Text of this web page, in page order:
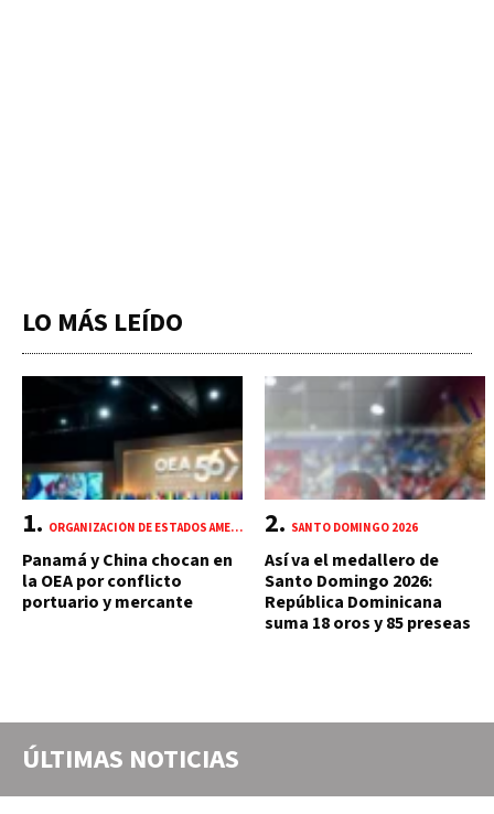
LO MÁS LEÍDO
ORGANIZACIÓN DE ESTADOS AMERICANOS (OEA)
Panamá y China chocan en
la OEA por conflicto
portuario y mercante
SANTO DOMINGO 2026
Así va el medallero de
Santo Domingo 2026:
República Dominicana
suma 18 oros y 85 preseas
ÚLTIMAS NOTICIAS